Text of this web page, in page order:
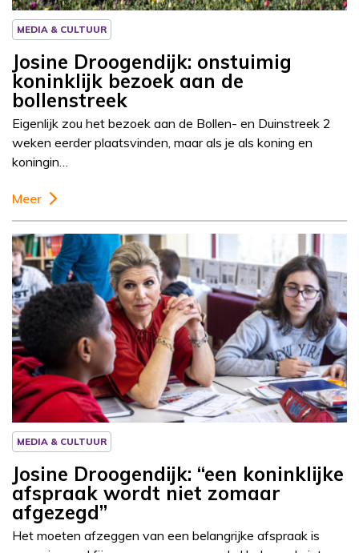
MEDIA & CULTUUR
Josine Droogendijk: onstuimig
koninklijk bezoek aan de
bollenstreek
Eigenlijk zou het bezoek aan de Bollen- en Duinstreek 2
weken eerder plaatsvinden, maar als je als koning en
koningin…
Meer
Column
Josine Droogendijk
MEDIA & CULTUUR
Josine Droogendijk: “een koninklijke
afspraak wordt niet zomaar
afgezegd”
Het moeten afzeggen van een belangrijke afspraak is